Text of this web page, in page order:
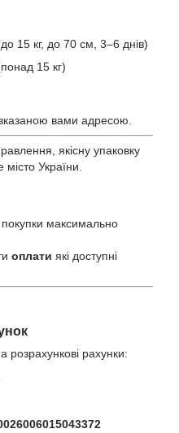
15 кг, до 70 см, 3–6 днів)
15 кг)
вами адресою.
якісну упаковку
України.
максимально
оплати які доступні
розрахункові рахунки: